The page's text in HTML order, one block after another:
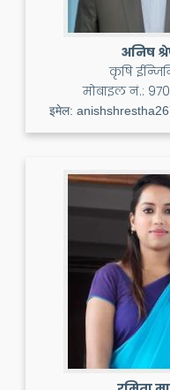
अनिष
कृषि
मोबाइल नं.:
इमेल: